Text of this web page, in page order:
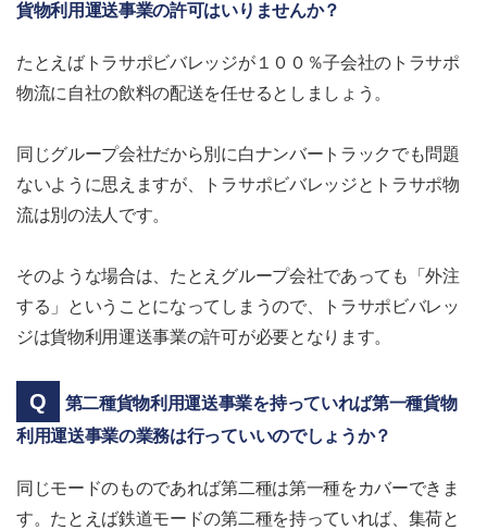
貨物利用運送事業の許可はいりませんか？
たとえばトラサポビバレッジが１００％子会社のトラサポ
物流に自社の飲料の配送を任せるとしましょう。
同じグループ会社だから別に白ナンバートラックでも問題
ないように思えますが、トラサポビバレッジとトラサポ物
流は別の法人です。
そのような場合は、たとえグループ会社であっても「外注
する」ということになってしまうので、トラサポビバレッ
ジは貨物利用運送事業の許可が必要となります。
第二種貨物利用運送事業を持っていれば第一種貨物
利用運送事業の業務は行っていいのでしょうか？
同じモードのものであれば第二種は第一種をカバーできま
す。たとえば鉄道モードの第二種を持っていれば、集荷と